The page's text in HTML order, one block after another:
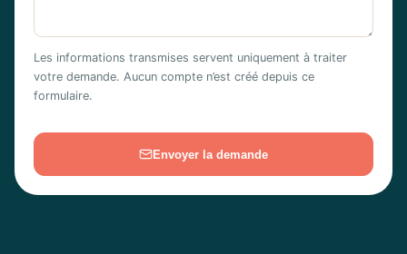
Les informations transmises servent uniquement à traiter
votre demande. Aucun compte n’est créé depuis ce
formulaire.
Envoyer la demande